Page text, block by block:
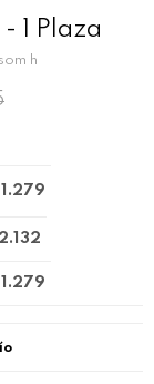
1 Plaza
h